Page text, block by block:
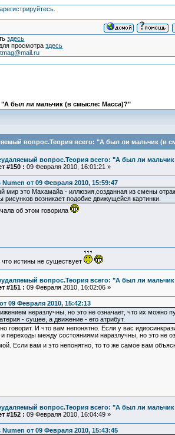
.
здесь
просмотраздесь
был ли мальчик (в смысле: Масса)?"
вопрос.Теория всего: "А был ли мальчик (в
вопрос.Теория всего: "А был ли
#150 : 09 Февраля 2010, 16:01:21 »
Numen от 09 Февраля 2010, 15:59:47
мир это Махамайа - иллюзия,созданная из смены
рисунков возникает подобие движущейся картинки.
об этом говорила
что истины не существует
вопрос.Теория всего: "А был ли
#151 : 09 Февраля 2010, 16:02:06 »
09 Февраля 2010, 15:42:13
неразлучны, но это не означает, что их можно
- сущее, а движение - его атрибут.
говорит. И что вам непонятно. Если у вас
и переходы между состояниями наразлучны, но это не
Если вам и это непонятно, то то же самое вам
вопрос.Теория всего: "А был ли
#152 : 09 Февраля 2010, 16:04:49 »
Numen от 09 Февраля 2010, 15:43:45